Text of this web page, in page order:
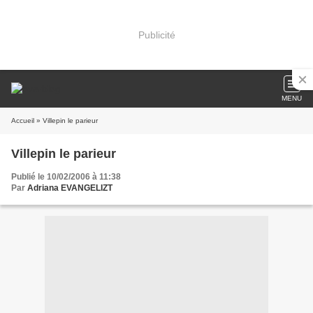
Publicité
MENU
Accueil » Villepin le parieur
Villepin le parieur
Publié le 10/02/2006 à 11:38
Par Adriana EVANGELIZT